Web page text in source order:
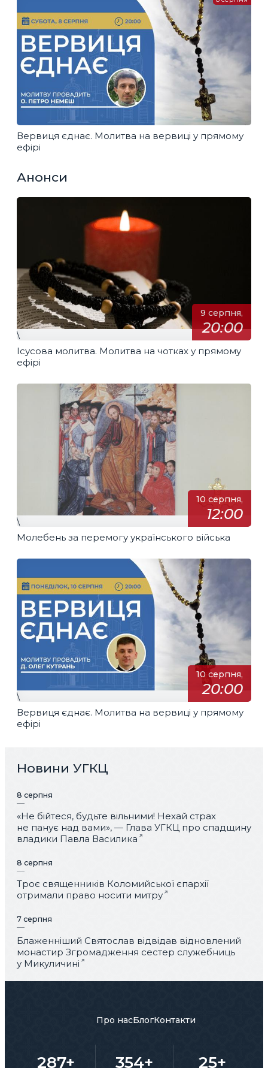
Вервиця єднає. Молитва на вервиці у прямому
ефірі
Анонси
9 серпня,
20:00
\
Ісусова молитва. Молитва на чотках у прямому
ефірі
10 серпня,
12:00
\
Молебень за перемогу українського війська
10 серпня,
20:00
\
Вервиця єднає. Молитва на вервиці у прямому
ефірі
Новини УГКЦ
8 серпня
«Не бійтеся, будьте вільними! Нехай страх
не панує над вами», — Глава УГКЦ про спадщину
владики Павла Василика
8 серпня
Троє священників Коломийської єпархії
отримали право носити митру
7 серпня
Блаженніший Святослав відвідав відновлений
монастир Згромадження сестер служебниць
у Микуличині
Про насБлогКонтакти
287+ 354+ 25+